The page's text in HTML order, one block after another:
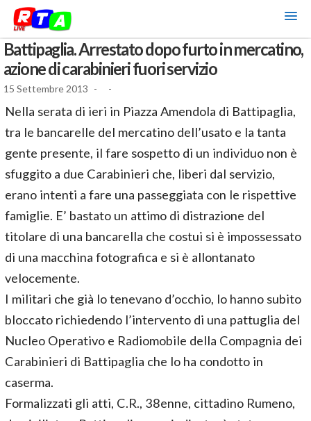
Battipaglia. Arrestato dopo furto in mercatino,
azione di carabinieri fuori servizio
15 Settembre 2013 - -
Nella serata di ieri in Piazza Amendola di Battipaglia,
tra le bancarelle del mercatino dell’usato e la tanta
gente presente, il fare sospetto di un individuo non è
sfuggito a due Carabinieri che, liberi dal servizio,
erano intenti a fare una passeggiata con le rispettive
famiglie. E’ bastato un attimo di distrazione del
titolare di una bancarella che costui si è impossessato
di una macchina fotografica e si è allontanato
velocemente.
I militari che già lo tenevano d’occhio, lo hanno subito
bloccato richiedendo l’intervento di una pattuglia del
Nucleo Operativo e Radiomobile della Compagnia dei
Carabinieri di Battipaglia che lo ha condotto in
caserma.
Formalizzati gli atti, C.R., 38enne, cittadino Rumeno,